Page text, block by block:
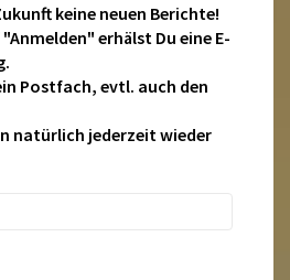
keine neuen Berichte!
erhälst Du eine E-
Postfach, evtl. auch den
natürlich jederzeit wieder